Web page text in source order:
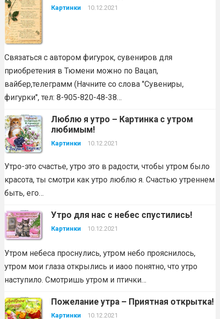
Картинки 10.12.2021
Связаться с автором фигурок, сувениров для
приобретения в Тюмени можно по Вацап,
вайбер,телеграмм (Начните со слова "Сувениры,
фигурки", тел: 8-905-820-48-38…
Люблю я утро – Картинка с утром
любимым!
Картинки 10.12.2021
Утро-это счастье, утро это в радости, чтобы утром было
красота, ты смотри как утро люблю я. Счастью утреннем
быть, его…
Утро для нас с небес спустились!
Картинки 10.12.2021
Утром небеса проснулись, утром небо прояснилось,
утром мои глаза открылись и иаоо понятно, что утро
наступило. Смотришь утром и птички…
Пожелание утра – Приятная открытка!
Картинки 10.12.2021